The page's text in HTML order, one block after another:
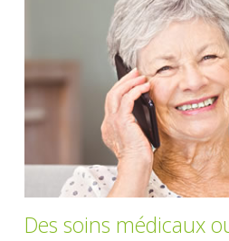
Des soins médicaux